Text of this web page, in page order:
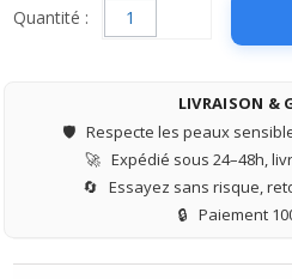
Quantité :
LIVRAISON &
🛡️ Respecte les peaux
🚀 Expédié sous 24–48h,
🔄 Essayez sans risque,
🔒 Paiement